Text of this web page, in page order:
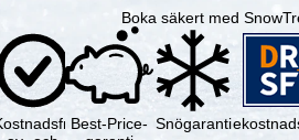
Boka säkert med
Best-Price- Snögaranti